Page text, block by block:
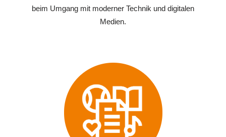
beim Umgang mit moderner Technik und digitalen
Medien.